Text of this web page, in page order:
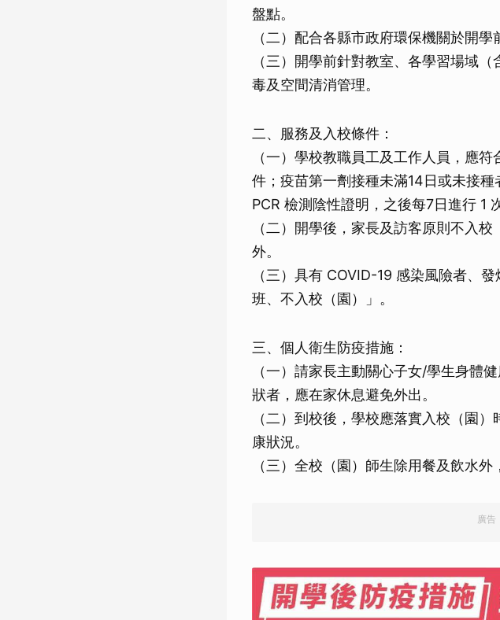
盤點。
（二）配合各縣市政府環保機關於開學
（三）開學前針對教室、各學習場域
毒及空間清消管理。
二、服務及入校條件：
（一）學校教職員工及工作人員，應
件；疫苗第一劑接種未滿14日或未接
PCR 檢測陰性證明，之後每7日進行 1
（二）開學後，家長及訪客原則不入
外。
（三）具有 COVID-19 感染風險者、
班、不入校（園）」。
三、個人衛生防疫措施：
（一）請家長主動關心子女/學生身體
狀者，應在家休息避免外出。
（二）到校後，學校應落實入校（園
康狀況。
（三）全校（園）師生除用餐及飲水外
廣告